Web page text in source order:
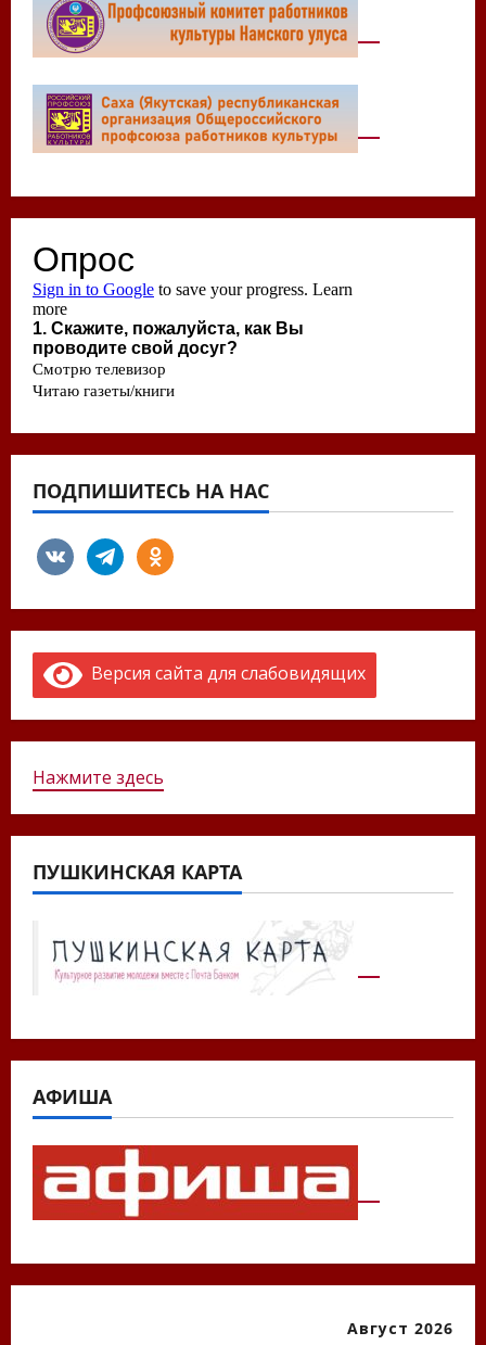
ПОДПИШИТЕСЬ НА НАС
vkontaktetelegramodnoklassniki
Версия сайта для слабовидящих
Нажмите здесь
ПУШКИНСКАЯ КАРТА
АФИША
Август 2026